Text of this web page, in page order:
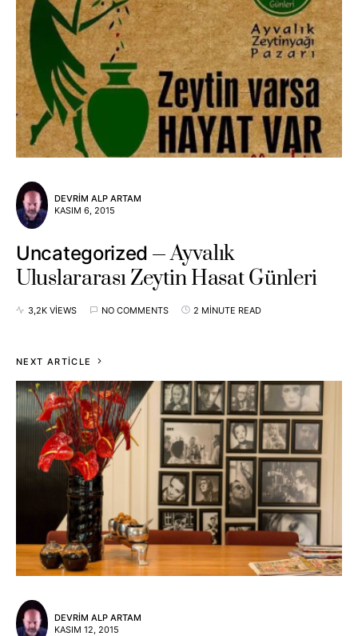
DEVRIM ALP ARTAM
KASIM 6, 2015
Uncategorized
Ayvalık
Uluslararası Zeytin Hasat Günleri
3,2K VIEWS NO COMMENTS 2 MINUTE READ
NEXT ARTICLE
DEVRIM ALP ARTAM
KASIM 12, 2015